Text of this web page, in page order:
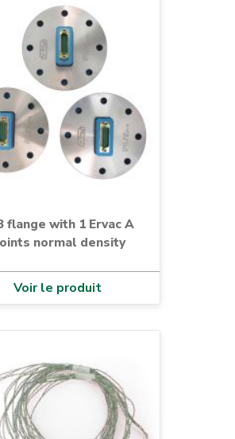
flange with 1 Ervac A
normal density
Voir le produit